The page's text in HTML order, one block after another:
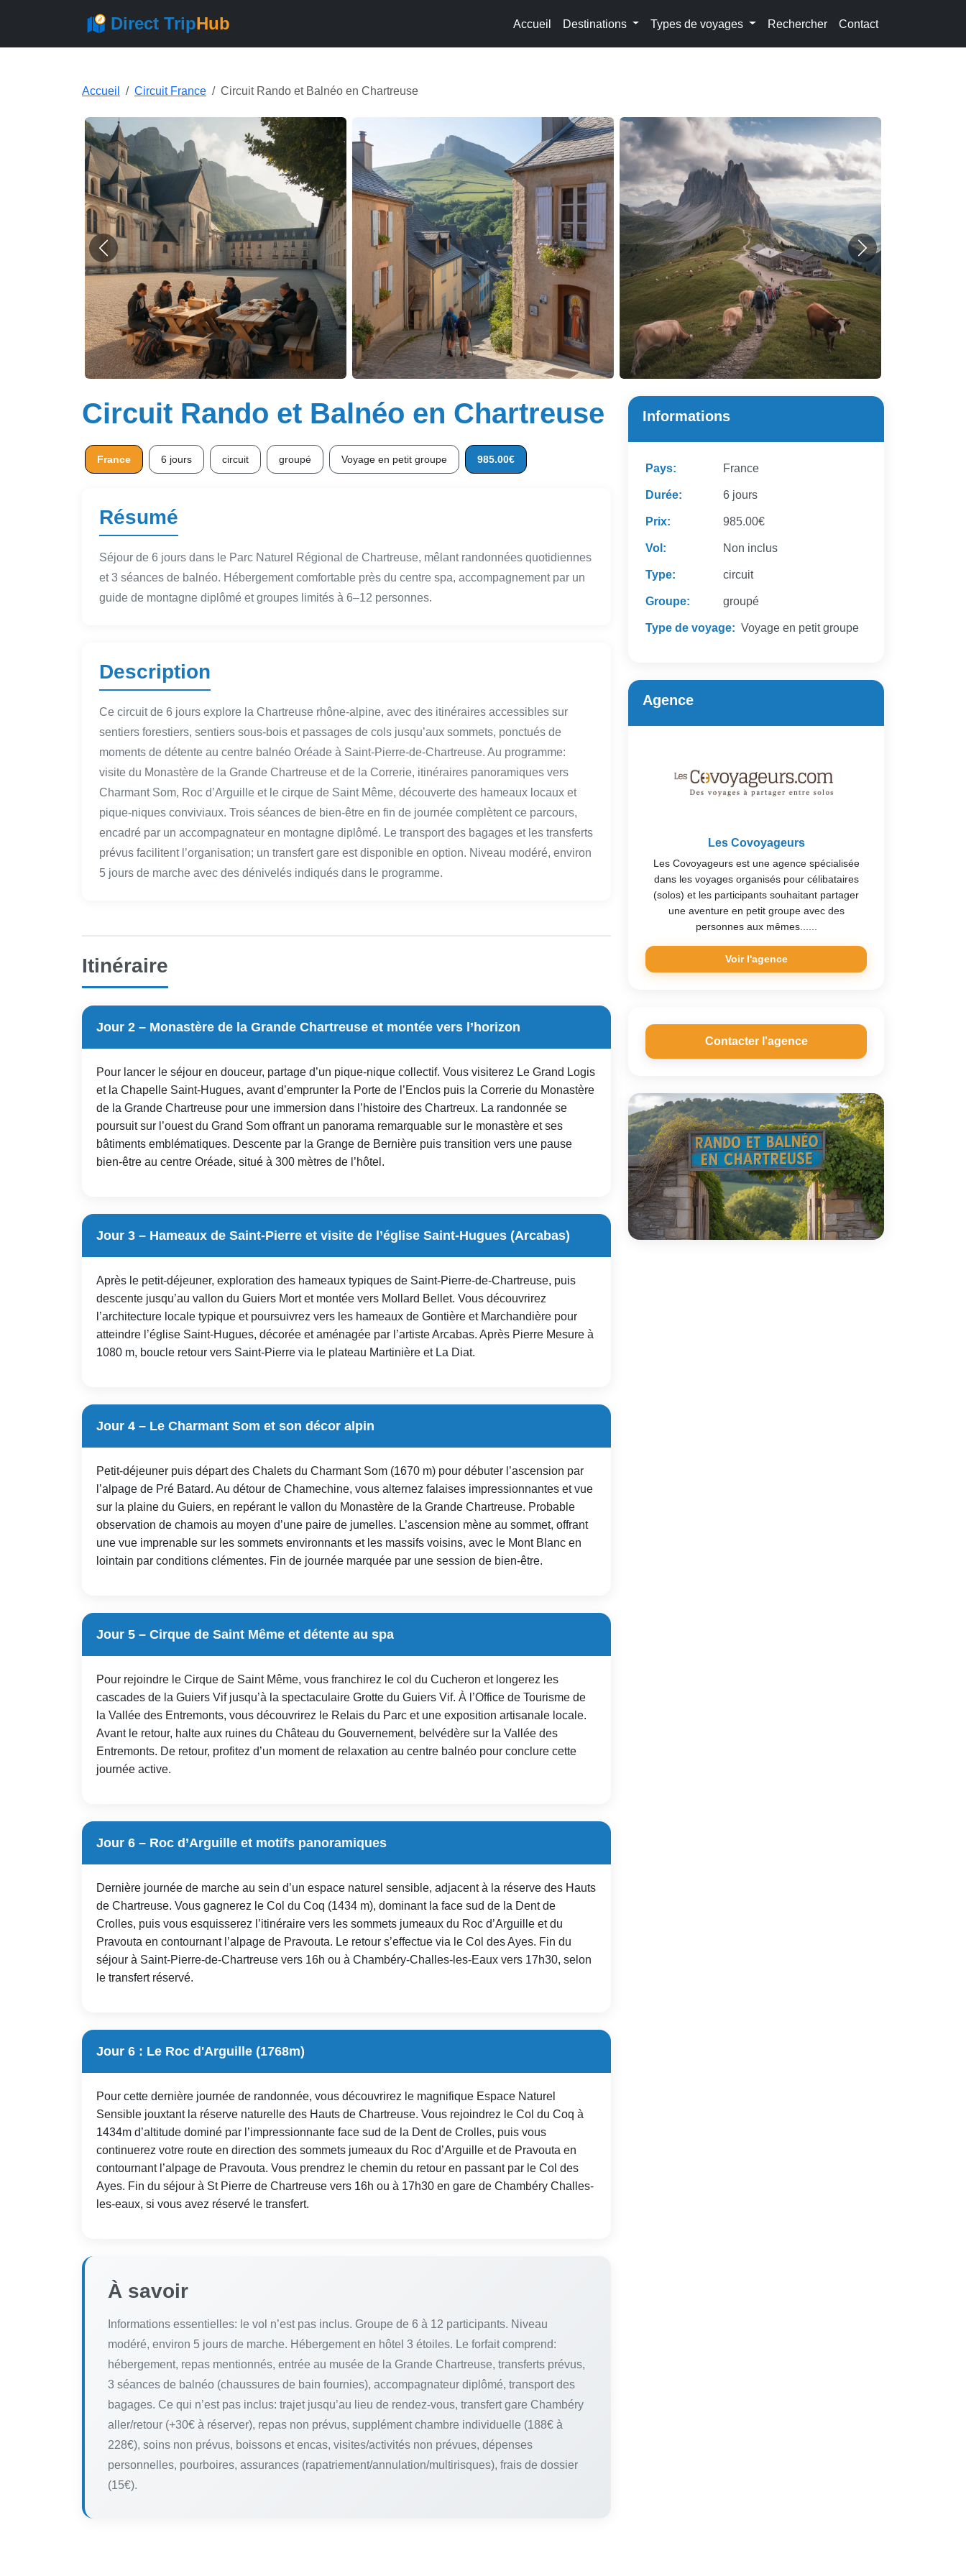
Direct TripHub Accueil Destinations Types de voyages Rechercher Contact
Accueil Circuit France Circuit Rando et Balnéo en Chartreuse
Circuit Rando et Balnéo en Chartreuse
France 6 jours circuit groupé Voyage en petit groupe 985.00€
Résumé
Séjour de 6 jours dans le Parc Naturel Régional de Chartreuse, mêlant randonnées quotidiennes
et 3 séances de balnéo. Hébergement comfortable près du centre spa, accompagnement par un
guide de montagne diplômé et groupes limités à 6–12 personnes.
Description
Ce circuit de 6 jours explore la Chartreuse rhône-alpine, avec des itinéraires accessibles sur
sentiers forestiers, sentiers sous-bois et passages de cols jusqu’aux sommets, ponctués de
moments de détente au centre balnéo Oréade à Saint-Pierre-de-Chartreuse. Au programme:
visite du Monastère de la Grande Chartreuse et de la Correrie, itinéraires panoramiques vers
Charmant Som, Roc d’Arguille et le cirque de Saint Même, découverte des hameaux locaux et
pique-niques conviviaux. Trois séances de bien-être en fin de journée complètent ce parcours,
encadré par un accompagnateur en montagne diplômé. Le transport des bagages et les transferts
prévus facilitent l’organisation; un transfert gare est disponible en option. Niveau modéré, environ
5 jours de marche avec des dénivelés indiqués dans le programme.
Itinéraire
Jour 2 – Monastère de la Grande Chartreuse et montée vers l’horizon
Pour lancer le séjour en douceur, partage d’un pique-nique collectif. Vous visiterez Le Grand Logis
et la Chapelle Saint-Hugues, avant d’emprunter la Porte de l’Enclos puis la Correrie du Monastère
de la Grande Chartreuse pour une immersion dans l’histoire des Chartreux. La randonnée se
poursuit sur l’ouest du Grand Som offrant un panorama remarquable sur le monastère et ses
bâtiments emblématiques. Descente par la Grange de Bernière puis transition vers une pause
bien-être au centre Oréade, situé à 300 mètres de l’hôtel.
Jour 3 – Hameaux de Saint-Pierre et visite de l’église Saint-Hugues (Arcabas)
Après le petit-déjeuner, exploration des hameaux typiques de Saint-Pierre-de-Chartreuse, puis
descente jusqu’au vallon du Guiers Mort et montée vers Mollard Bellet. Vous découvrirez
l’architecture locale typique et poursuivrez vers les hameaux de Gontière et Marchandière pour
atteindre l’église Saint-Hugues, décorée et aménagée par l’artiste Arcabas. Après Pierre Mesure à
1080 m, boucle retour vers Saint-Pierre via le plateau Martinière et La Diat.
Jour 4 – Le Charmant Som et son décor alpin
Petit-déjeuner puis départ des Chalets du Charmant Som (1670 m) pour débuter l’ascension par
l’alpage de Pré Batard. Au détour de Chamechine, vous alternez falaises impressionnantes et vue
sur la plaine du Guiers, en repérant le vallon du Monastère de la Grande Chartreuse. Probable
observation de chamois au moyen d’une paire de jumelles. L’ascension mène au sommet, offrant
une vue imprenable sur les sommets environnants et les massifs voisins, avec le Mont Blanc en
lointain par conditions clémentes. Fin de journée marquée par une session de bien-être.
Jour 5 – Cirque de Saint Même et détente au spa
Pour rejoindre le Cirque de Saint Même, vous franchirez le col du Cucheron et longerez les
cascades de la Guiers Vif jusqu’à la spectaculaire Grotte du Guiers Vif. À l’Office de Tourisme de
la Vallée des Entremonts, vous découvrirez le Relais du Parc et une exposition artisanale locale.
Avant le retour, halte aux ruines du Château du Gouvernement, belvédère sur la Vallée des
Entremonts. De retour, profitez d’un moment de relaxation au centre balnéo pour conclure cette
journée active.
Jour 6 – Roc d’Arguille et motifs panoramiques
Dernière journée de marche au sein d’un espace naturel sensible, adjacent à la réserve des Hauts
de Chartreuse. Vous gagnerez le Col du Coq (1434 m), dominant la face sud de la Dent de
Crolles, puis vous esquisserez l’itinéraire vers les sommets jumeaux du Roc d’Arguille et du
Pravouta en contournant l’alpage de Pravouta. Le retour s’effectue via le Col des Ayes. Fin du
séjour à Saint-Pierre-de-Chartreuse vers 16h ou à Chambéry-Challes-les-Eaux vers 17h30, selon
le transfert réservé.
Jour 6 : Le Roc d'Arguille (1768m)
Pour cette dernière journée de randonnée, vous découvrirez le magnifique Espace Naturel
Sensible jouxtant la réserve naturelle des Hauts de Chartreuse. Vous rejoindrez le Col du Coq à
1434m d’altitude dominé par l’impressionnante face sud de la Dent de Crolles, puis vous
continuerez votre route en direction des sommets jumeaux du Roc d’Arguille et de Pravouta en
contournant l’alpage de Pravouta. Vous prendrez le chemin du retour en passant par le Col des
Ayes. Fin du séjour à St Pierre de Chartreuse vers 16h ou à 17h30 en gare de Chambéry Challes-
les-eaux, si vous avez réservé le transfert.
À savoir
Informations essentielles: le vol n’est pas inclus. Groupe de 6 à 12 participants. Niveau
modéré, environ 5 jours de marche. Hébergement en hôtel 3 étoiles. Le forfait comprend:
hébergement, repas mentionnés, entrée au musée de la Grande Chartreuse, transferts prévus,
3 séances de balnéo (chaussures de bain fournies), accompagnateur diplômé, transport des
bagages. Ce qui n’est pas inclus: trajet jusqu’au lieu de rendez-vous, transfert gare Chambéry
aller/retour (+30€ à réserver), repas non prévus, supplément chambre individuelle (188€ à
228€), soins non prévus, boissons et encas, visites/activités non prévues, dépenses
personnelles, pourboires, assurances (rapatriement/annulation/multirisques), frais de dossier
(15€).
Informations
Pays: France
Durée: 6 jours
Prix: 985.00€
Vol: Non inclus
Type: circuit
Groupe: groupé
Type de voyage: Voyage en petit groupe
Agence
Les Covoyageurs
Les Covoyageurs est une agence spécialisée
dans les voyages organisés pour célibataires
(solos) et les participants souhaitant partager
une aventure en petit groupe avec des
personnes aux mêmes......
Voir l'agence
Contacter l'agence